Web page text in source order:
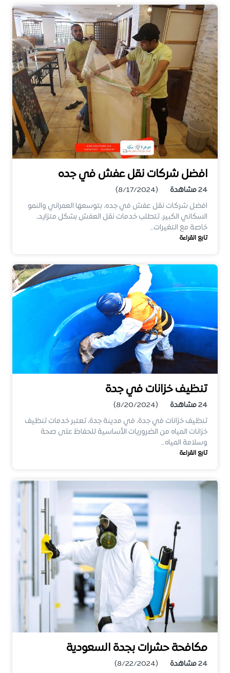
افضل شركات نقل عفش في جده
24مشاهدة
(8/17/2024)
افضل شركات نقل عفش في جده، بتوسعها العمراني والنمو
السكاني الكبير، تتطلب خدمات نقل العفش بشكل متزايد،
خاصة مع التغيرات…
تابع القراءة
تنظيف خزانات في جدة
24مشاهدة
(8/20/2024)
تنظيف خزانات في جدة، في مدينة جدة، تعتبر خدمات تنظيف
خزانات المياه من الضروريات الأساسية للحفاظ على صحة
وسلامة المياه…
تابع القراءة
مكافحة حشرات بجدة السعودية
24مشاهدة (8/22/2024)